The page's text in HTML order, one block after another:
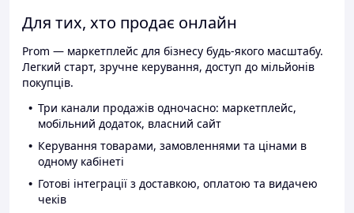
Для тих, хто продає онлайн
Prom — маркетплейс для бізнесу будь-якого масштабу.
Легкий старт, зручне керування, доступ до мільйонів
покупців.
Три канали продажів одночасно: маркетплейс,
мобільний додаток, власний сайт
Керування товарами, замовленнями та цінами в
одному кабінеті
Готові інтеграції з доставкою, оплатою та видачею
чеків